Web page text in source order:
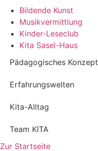
Bildende Kunst
Musikvermittlung
Kinder-Leseclub
Kita Sasel-Haus
Pädagogisches Konzept
Erfahrungswelten
Kita-Alltag
Team KITA
Zur Startseite